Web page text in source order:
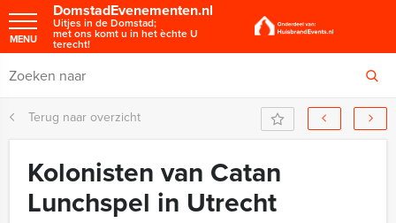
DomstadEvenementen.nl
Uitjes in de Domstad;
met ons komt u in het èchte U
terecht!
MENU
Terug naar overzicht
Kolonisten van Catan
Lunchspel in Utrecht